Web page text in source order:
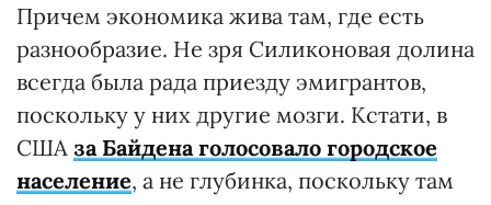
Причем экономика жива там, где есть
разнообразие. Не зря Силиконовая долина
всегда была рада приезду эмигрантов,
поскольку у них другие мозги. Кстати, в
США за Байдена голосовало городское
население, а не глубинка, поскольку там